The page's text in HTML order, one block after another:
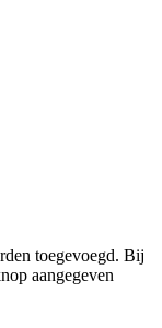
toegevoegd. Bij
aangegeven